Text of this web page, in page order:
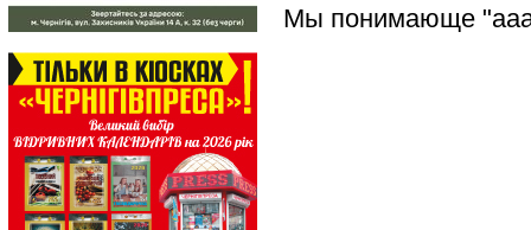
Мы понимающе